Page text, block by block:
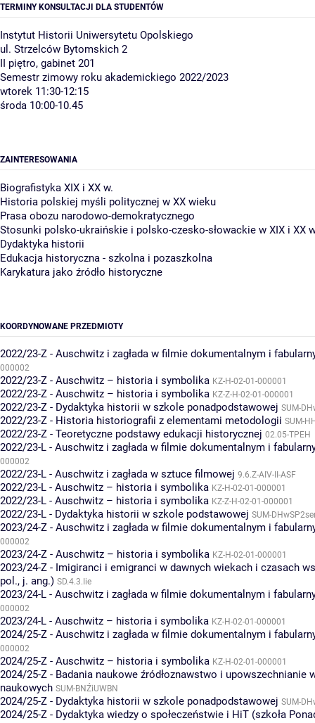
TERMINY KONSULTACJI DLA STUDENTÓW
Instytut Historii Uniwersytetu Opolskiego
ul. Strzelców Bytomskich 2
II piętro, gabinet 201
Semestr zimowy roku akademickiego 2022/2023
wtorek 11:30-12:15
środa 10:00-10.45
ZAINTERESOWANIA
Biografistyka XIX i XX w.
Historia polskiej myśli politycznej w XX wieku
Prasa obozu narodowo-demokratycznego
Stosunki polsko-ukraińskie i polsko-czesko-słowackie w XIX i XX
Dydaktyka historii
Edukacja historyczna - szkolna i pozaszkolna
Karykatura jako źródło historyczne
KOORDYNOWANE PRZEDMIOTY
2022/23-Z - Auschwitz i zagłada w filmie dokumentalnym i
000002
2022/23-Z - Auschwitz – historia i symbolika KZ-H-02-01-000001
2022/23-Z - Auschwitz – historia i symbolika KZ-Z-H-02-01-000001
2022/23-Z - Dydaktyka historii w szkole ponadpodstawowej SUM-
2022/23-Z - Historia historiografii z elementami metodologii SUM-
2022/23-Z - Teoretyczne podstawy edukacji historycznej 02.05-TPEH
2022/23-L - Auschwitz i zagłada w filmie dokumentalnym i
000002
2022/23-L - Auschwitz i zagłada w sztuce filmowej 9.6.Z-AIV-II-ASF
2022/23-L - Auschwitz – historia i symbolika KZ-H-02-01-000001
2022/23-L - Auschwitz – historia i symbolika KZ-Z-H-02-01-000001
2022/23-L - Dydaktyka historii w szkole podstawowej SUM-
2023/24-Z - Auschwitz i zagłada w filmie dokumentalnym i
000002
2023/24-Z - Auschwitz – historia i symbolika KZ-H-02-01-000001
2023/24-Z - Imigiranci i emigranci w dawnych wiekach i czasach
pol., j. ang.) SD.4.3.Iie
2023/24-L - Auschwitz i zagłada w filmie dokumentalnym i
000002
2023/24-L - Auschwitz – historia i symbolika KZ-H-02-01-000001
2024/25-Z - Auschwitz i zagłada w filmie dokumentalnym i
000002
2024/25-Z - Auschwitz – historia i symbolika KZ-H-02-01-000001
2024/25-Z - Badania naukowe źródłoznawstwo i upowszechnianie
naukowych SUM-BNŹiUWBN
2024/25-Z - Dydaktyka historii w szkole ponadpodstawowej SUM-
2024/25-Z - Dydaktyka wiedzy o społeczeństwie i HiT (szkoła